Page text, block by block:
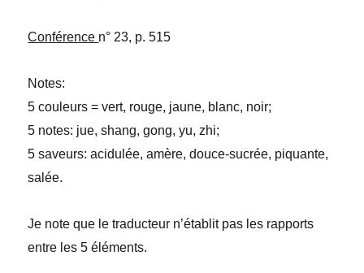
Conférence n° 23, p. 515
Notes:
5 couleurs = vert, rouge, jaune, blanc, noir;
5 notes: jue, shang, gong, yu, zhi;
5 saveurs: acidulée, amère, douce-sucrée, piquante,
salée.
Je note que le traducteur n’établit pas les rapports
entre les 5 éléments.